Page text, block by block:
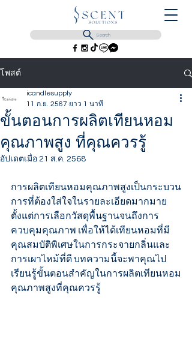
Search
โพสต์
ขั้นตอนการผลิตเทียนหอม
คุณภาพสูง ที่คุณควรรู้
icandlesupply
11 ก.ย. 2567 ยาว 1 นาที
อัปเดตเมื่อ 21 ส.ค. 2568
การผลิตเทียนหอมคุณภาพสูงเป็นกระบวน
การที่ต้องใส่ใจในรายละเอียดมากมาย
ตั้งแต่การเลือกวัสดุพื้นฐานจนถึงการ
ควบคุมคุณภาพ เพื่อให้ได้เทียนหอมที่มี
คุณสมบัติพิเศษในการกระจายกลิ่นและ
การเผาไหม้ที่ดี บทความนี้จะพาคุณไป
เรียนรู้ขั้นตอนสำคัญในการผลิตเทียนหอม
คุณภาพสูงที่คุณควรรู้